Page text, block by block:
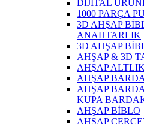
DİJİTAL
1000 PARÇA
3D AHŞAP
ANAHTARLIK
3D AHŞAP
AHŞAP & 3D
AHŞAP
AHŞAP
AHŞAP
KUPA
AHŞAP BİBLO
AHŞAP